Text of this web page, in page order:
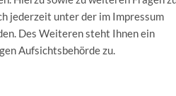
jederzeit unter der im Impressum
Des Weiteren steht Ihnen ein
Aufsichtsbehörde zu.